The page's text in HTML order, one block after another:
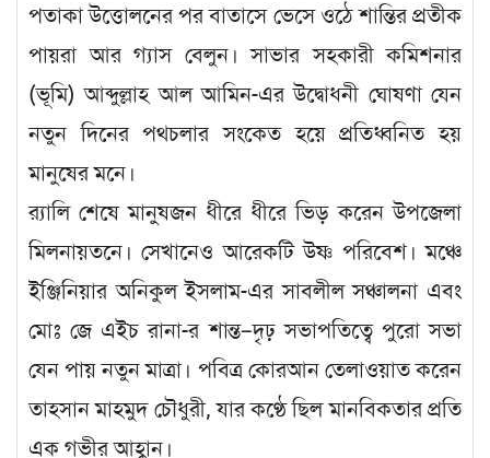
পতাকা উত্তোলনের পর বাতাসে ভেসে ওঠে শান্তির প্রতীক
পায়রা আর গ্যাস বেলুন। সাভার সহকারী কমিশনার
(ভূমি) আব্দুল্লাহ আল আমিন-এর উদ্বোধনী ঘোষণা যেন
নতুন দিনের পথচলার সংকেত হয়ে প্রতিধ্বনিত হয়
মানুষের মনে।
র‍্যালি শেষে মানুষজন ধীরে ধীরে ভিড় করেন উপজেলা
মিলনায়তনে। সেখানেও আরেকটি উষ্ণ পরিবেশ। মঞ্চে
ইঞ্জিনিয়ার অনিকুল ইসলাম-এর সাবলীল সঞ্চালনা এবং
মোঃ জে এইচ রানা-র শান্ত–দৃঢ় সভাপতিত্বে পুরো সভা
যেন পায় নতুন মাত্রা। পবিত্র কোরআন তেলাওয়াত করেন
তাহসান মাহমুদ চৌধুরী, যার কণ্ঠে ছিল মানবিকতার প্রতি
এক গভীর আহ্বান।